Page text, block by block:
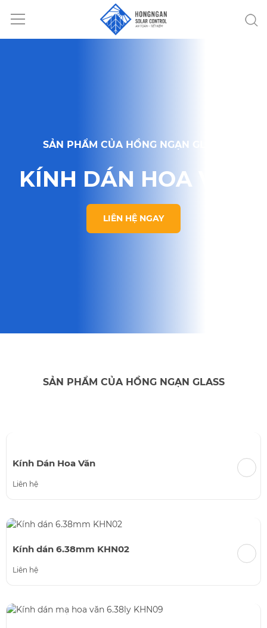
SẢN PHẨM CỦA HỒNG NGẠN GLASS
KÍNH DÁN HOA VĂN
LIÊN HỆ NGAY
SẢN PHẨM CỦA HỒNG NGẠN GLASS
Kính Dán Hoa Văn
Liên hệ
Kính dán 6.38mm KHN02
Liên hệ